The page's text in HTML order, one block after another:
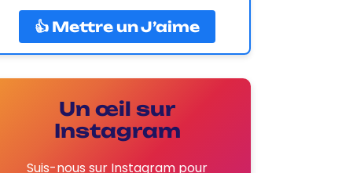
👍 Mettre un J’aime
Un œil sur
Instagram
Suis-nous sur Instagram pour